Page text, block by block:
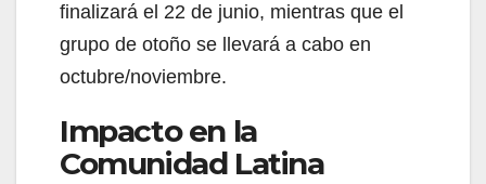
finalizará el 22 de junio, mientras que el
grupo de otoño se llevará a cabo en
octubre/noviembre.
Impacto en la
Comunidad Latina